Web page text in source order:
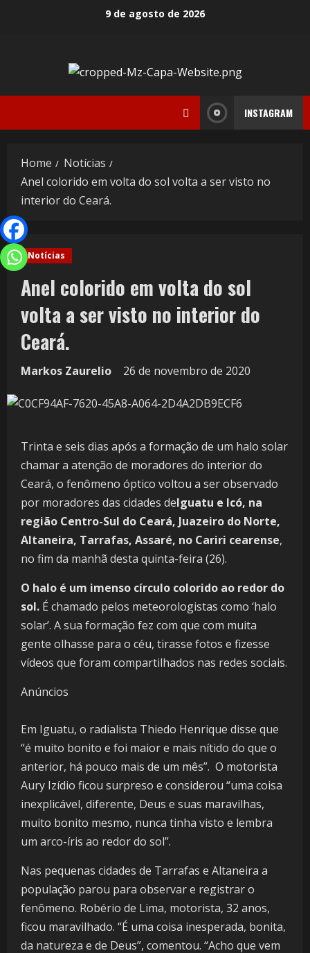
9 de agosto de 2026
INSTAGRAM
Home
Notícias
Anel colorido em volta do sol volta a ser visto no
interior do Ceará.
Notícias
Anel colorido em volta do sol
volta a ser visto no interior do
Ceará.
Markos Zaurelio 26 de novembro de 2020
Trinta e seis dias após a formação de um halo solar
chamar a atenção de moradores do interior do
Ceará, o fenômeno óptico voltou a ser observado
por moradores das cidades deIguatu e Icó, na
região Centro-Sul do Ceará, Juazeiro do Norte,
Altaneira, Tarrafas, Assaré, no Cariri cearense,
no fim da manhã desta quinta-feira (26).
O halo é um imenso círculo colorido ao redor do
sol. É chamado pelos meteorologistas como ‘halo
solar’. A sua formação fez com que com muita
gente olhasse para o céu, tirasse fotos e fizesse
vídeos que foram compartilhados nas redes sociais.
Anúncios
Em Iguatu, o radialista Thiedo Henrique disse que
“é muito bonito e foi maior e mais nítido do que o
anterior, há pouco mais de um mês”. O motorista
Aury Izídio ficou surpreso e considerou “uma coisa
inexplicável, diferente, Deus e suas maravilhas,
muito bonito mesmo, nunca tinha visto e lembra
um arco-íris ao redor do sol”.
Nas pequenas cidades de Tarrafas e Altaneira a
população parou para observar e registrar o
fenômeno. Robério de Lima, motorista, 32 anos,
ficou maravilhado. “É uma coisa inesperada, bonita,
da natureza e de Deus”, comentou. “Acho que vem